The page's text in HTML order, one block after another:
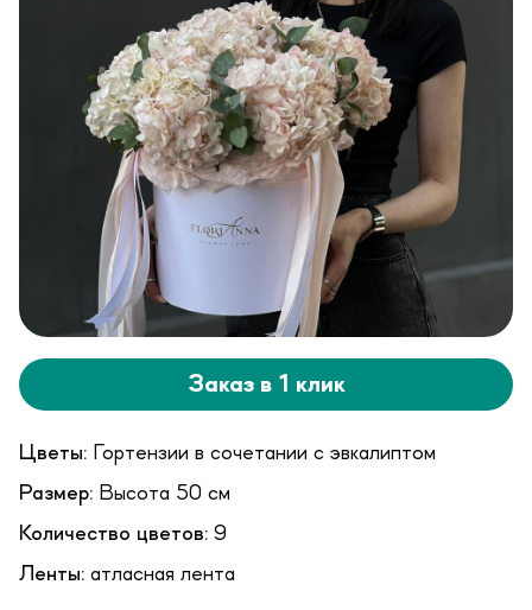
Заказ в 1 клик
Цветы: Гортензии в сочетании с эвкалиптом
Размер: Высота 50 см
Количество цветов: 9
Ленты: атласная лента